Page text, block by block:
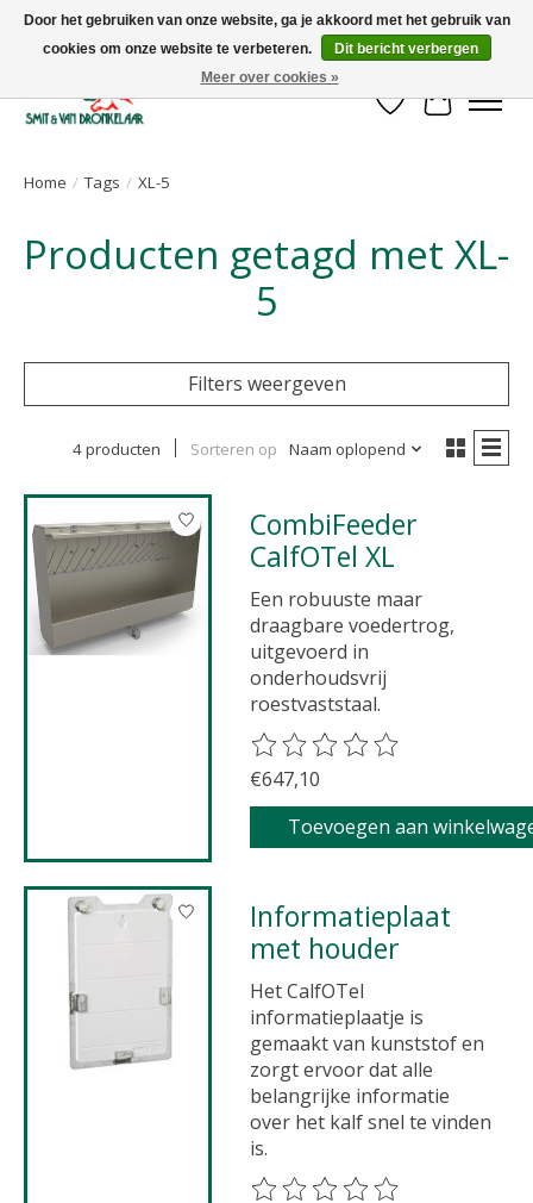
Uw leverancier voor stalinrichtingen en het opruwen van betonvloeren!
Verlanglijst
Home / Tags / XL-5
Producten getagd met XL-
5
Filters weergeven
4 producten Sorteren op Naam oplopend
CombiFeeder
CalfOTel XL
Een robuuste maar
draagbare voedertrog,
uitgevoerd in
onderhoudsvrij
roestvaststaal.
De beoordeling van dit
€647,10
Toevoegen aan
Informatieplaat
met houder
Het CalfOTel
informatieplaatje is
gemaakt van kunststof en
zorgt ervoor dat alle
belangrijke informatie
over het kalf snel te vinden
is.
De beoordeling van dit
Door het gebruiken van onze website, ga je akkoord met het gebruik van
cookies om onze website te verbeteren.
Dit bericht verbergen
Meer over cookies »